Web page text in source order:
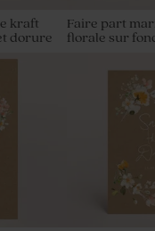
kraft
dorure
Faire part
florale sur